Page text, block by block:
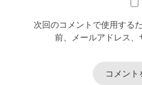
次回のコメントで使用する
前、メールアドレス、